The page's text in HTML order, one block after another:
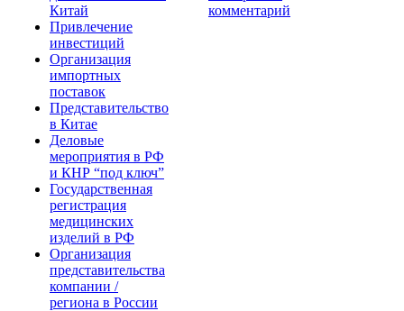
Китай
Привлечение
инвестиций
Организация
импортных
поставок
Представительство
в Китае
Деловые
мероприятия в РФ
и КНР “под ключ”
Государственная
регистрация
медицинских
изделий в РФ
Организация
представительства
компании /
региона в России
комментарий